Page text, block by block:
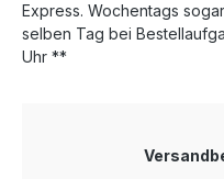
Express. Wochentags
selben Tag bei
Uhr **